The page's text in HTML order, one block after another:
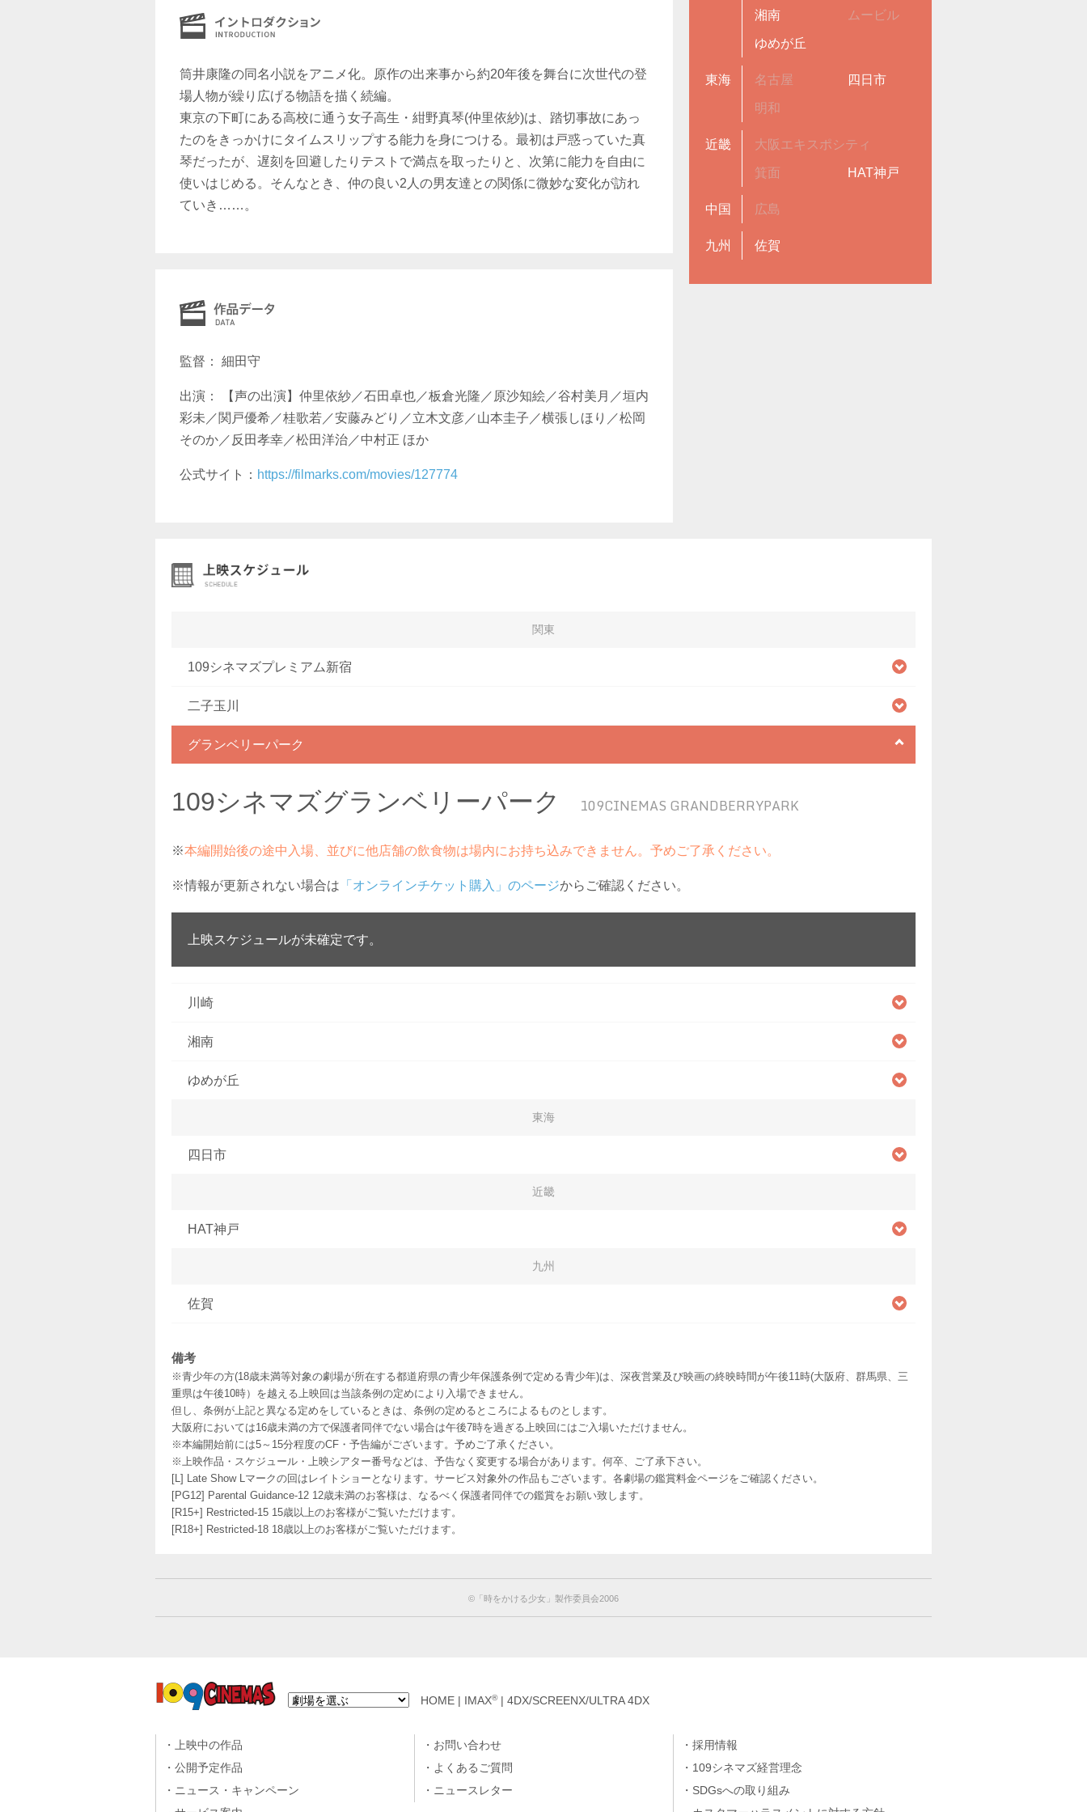
筒井康隆の同名小説をアニメ化。原作の出来事から約20年後を舞台に次世代の登
場人物が繰り広げる物語を描く続編。
東京の下町にある高校に通う女子高生・紺野真琴(仲里依紗)は、踏切事故にあっ
たのをきっかけにタイムスリップする能力を身につける。最初は戸惑っていた真
琴だったが、遅刻を回避したりテストで満点を取ったりと、次第に能力を自由に
使いはじめる。そんなとき、仲の良い2人の男友達との関係に微妙な変化が訪れ
ていき……。
監督： 細田守
出演： 【声の出演】仲里依紗／石田卓也／板倉光隆／原沙知絵／谷村美月／垣内
彩未／関戸優希／桂歌若／安藤みどり／立木文彦／山本圭子／横張しほり／松岡
そのか／反田孝幸／松田洋治／中村正 ほか
公式サイト： https://filmarks.com/movies/127774
湘南 ムービル
ゆめが丘
東海 名古屋 四日市
明和
近畿 大阪エキスポシティ
箕面 HAT神戸
中国 広島
九州 佐賀
関東
109シネマズプレミアム新宿
二子玉川
グランベリーパーク
109シネマズグランベリーパーク 109CINEMAS GRANDBERRYPARK
※本編開始後の途中入場、並びに他店舗の飲食物は場内にお持ち込みできません。予めご了承ください。
※情報が更新されない場合は 「オンラインチケット購入」のページからご確認ください。
上映スケジュールが未確定です。
川崎
湘南
ゆめが丘
東海
四日市
近畿
HAT神戸
九州
佐賀
備考
※青少年の方(18歳未満等対象の劇場が所在する都道府県の青少年保護条例で定める青少年)は、深夜営業及び映画の終映時間が午後11時(大阪府、群馬県、三
重県は午後10時）を越える上映回は当該条例の定めにより入場できません。
但し、条例が上記と異なる定めをしているときは、条例の定めるところによるものとします。
大阪府においては16歳未満の方で保護者同伴でない場合は午後7時を過ぎる上映回にはご入場いただけません。
※本編開始前には5～15分程度のCF・予告編がございます。予めご了承ください。
※上映作品・スケジュール・上映シアター番号などは、予告なく変更する場合があります。何卒、ご了承下さい。
[L] Late Show Lマークの回はレイトショーとなります。サービス対象外の作品もございます。各劇場の鑑賞料金ページをご確認ください。
[PG12] Parental Guidance-12 12歳未満のお客様は、なるべく保護者同伴での鑑賞をお願い致します。
[R15+] Restricted-15 15歳以上のお客様がご覧いただけます。
[R18+] Restricted-18 18歳以上のお客様がご覧いただけます。
©「時をかける少女」製作委員会2006
HOME IMAX®| 4DX/SCREENX/ULTRA 4DX
上映中の作品
公開予定作品
ニュース・キャンペーン
お問い合わせ
よくあるご質問
ニュースレター
採用情報
109シネマズ経営理念
SDGsへの取り組み